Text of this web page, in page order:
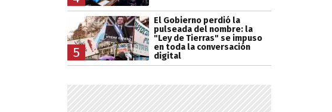
5
El Gobierno perdió la
pulseada del nombre: la
"Ley de Tierras" se impuso
en toda la conversación
digital